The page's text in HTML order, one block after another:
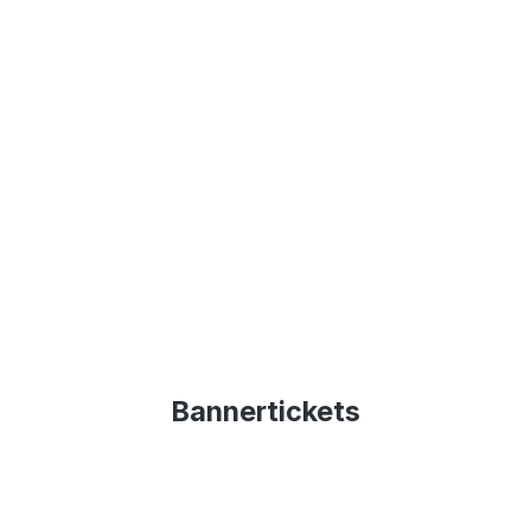
Bannertickets